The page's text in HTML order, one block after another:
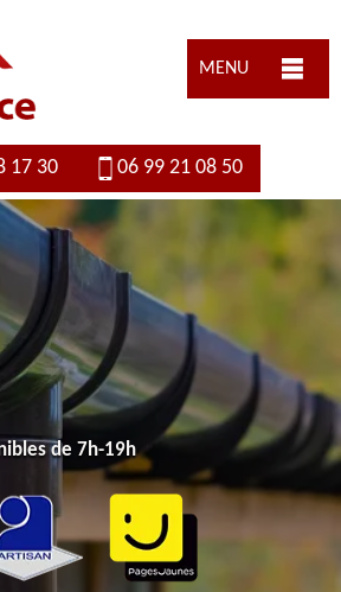
MENU
17 30 06 99 21 08 50
de 7h-19h